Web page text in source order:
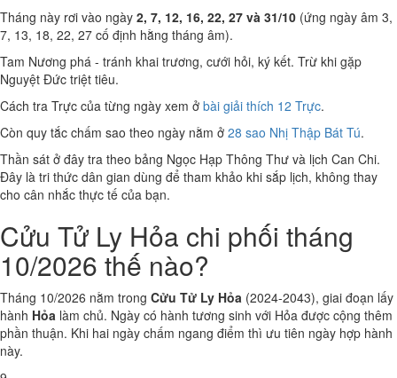
Tháng này rơi vào ngày 2, 7, 12, 16, 22, 27 và 31/10 (ứng ngày âm 3,
7, 13, 18, 22, 27 cố định hằng tháng âm).
Tam Nương phá - tránh khai trương, cưới hỏi, ký kết. Trừ khi gặp
Nguyệt Đức triệt tiêu.
Cách tra Trực của từng ngày xem ở bài giải thích 12 Trực.
Còn quy tắc chấm sao theo ngày nằm ở 28 sao Nhị Thập Bát Tú.
Thần sát ở đây tra theo bảng Ngọc Hạp Thông Thư và lịch Can Chi.
Đây là tri thức dân gian dùng để tham khảo khi sắp lịch, không thay
cho cân nhắc thực tế của bạn.
Cửu Tử Ly Hỏa chi phối tháng
10/2026 thế nào?
Tháng 10/2026 nằm trong Cửu Tử Ly Hỏa (2024-2043), giai đoạn lấy
hành Hỏa làm chủ. Ngày có hành tương sinh với Hỏa được cộng thêm
phần thuận. Khi hai ngày chấm ngang điểm thì ưu tiên ngày hợp hành
này.